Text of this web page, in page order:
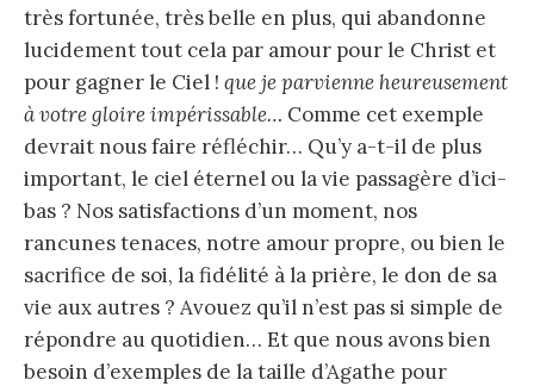
très fortunée, très belle en plus, qui abandonne
lucidement tout cela par amour pour le Christ et
pour gagner le Ciel ! que je parvienne heureusement
à votre gloire impérissable… Comme cet exemple
devrait nous faire réfléchir… Qu’y a-t-il de plus
important, le ciel éternel ou la vie passagère d’ici-
bas ? Nos satisfactions d’un moment, nos
rancunes tenaces, notre amour propre, ou bien le
sacrifice de soi, la fidélité à la prière, le don de sa
vie aux autres ? Avouez qu’il n’est pas si simple de
répondre au quotidien… Et que nous avons bien
besoin d’exemples de la taille d’Agathe pour